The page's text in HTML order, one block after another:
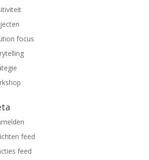
focus
feed
feed